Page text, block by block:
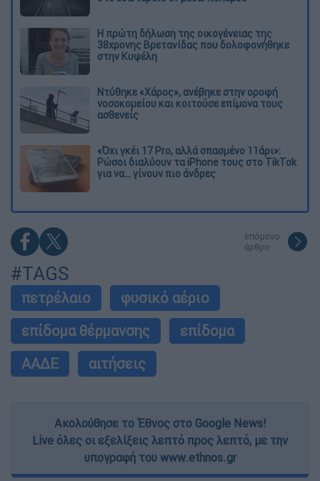
Η πρώτη δήλωση της οικογένειας της
38χρονης Βρετανίδας που δολοφονήθηκε
στην Κυψέλη
Ντύθηκε «Χάρος», ανέβηκε στην οροφή
νοσοκομείου και κοιτούσε επίμονα τους
ασθενείς
«Όχι γκέι 17 Pro, αλλά σπασμένο 11άρι»:
Ρώσοι διαλύουν τα iPhone τους στο TikTok
για να... γίνουν πιο άνδρες
επόμενο
άρθρο
#TAGS
πετρέλαιο
φυσικό αέριο
επίδομα θέρμανσης
επίδομα
ΑΑΔΕ
αιτήσεις
Ακολούθησε το Έθνος στο Google News!
Live όλες οι εξελίξεις λεπτό προς λεπτό, με την
υπογραφή του www.ethnos.gr